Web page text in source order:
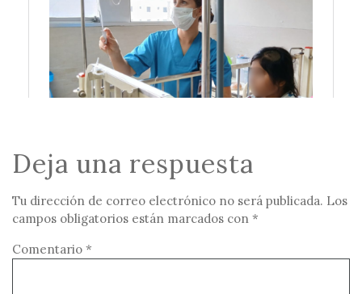
Deja una respuesta
Tu dirección de correo electrónico no será publicada. Los
campos obligatorios están marcados con *
Comentario *